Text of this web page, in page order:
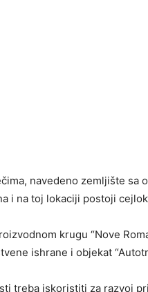
navedeno zemljište sa
i na toj lokaciji postoji
krugu “Nove
ishrane i objekat
treba iskoristiti za razvoj